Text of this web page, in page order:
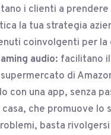
i clienti a
la tua strategia
coinvolgenti per
audio: facilitano
di
con una app, senza
che promuove
basta